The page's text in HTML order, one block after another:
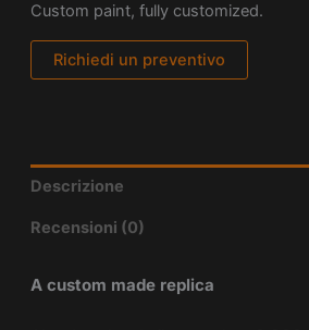
Custom paint, fully customized.
Richiedi un preventivo
Descrizione
Recensioni (0)
A custom made replica